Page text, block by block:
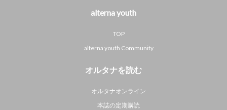
alterna youth
TOP
alterna youth Community
オルタナを読む
オルタナオンライン
本誌の定期購読